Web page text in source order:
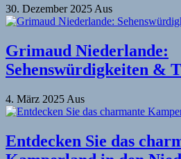
30. Dezember 2025 Aus
Grimaud Niederlande:
Sehenswürdigkeiten &
4. März 2025 Aus
Entdecken Sie das